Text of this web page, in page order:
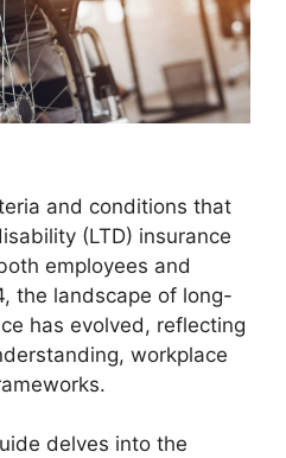
and conditions that
(LTD) insurance
employees and
the landscape of long-
has evolved, reflecting
workplace
delves into the